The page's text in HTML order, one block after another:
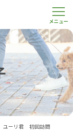
ーリ君 初回訪問